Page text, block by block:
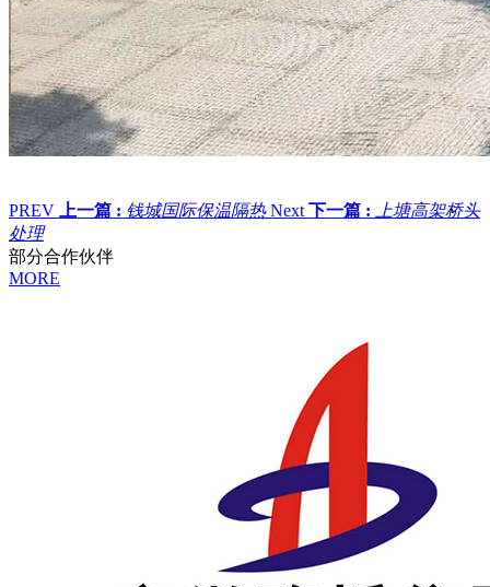
PREV 上一篇 : 钱城国际保温隔热 Next 下一篇 :
上塘高架桥头
处理
部分合作伙伴
MORE